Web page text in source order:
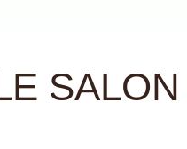
SALON